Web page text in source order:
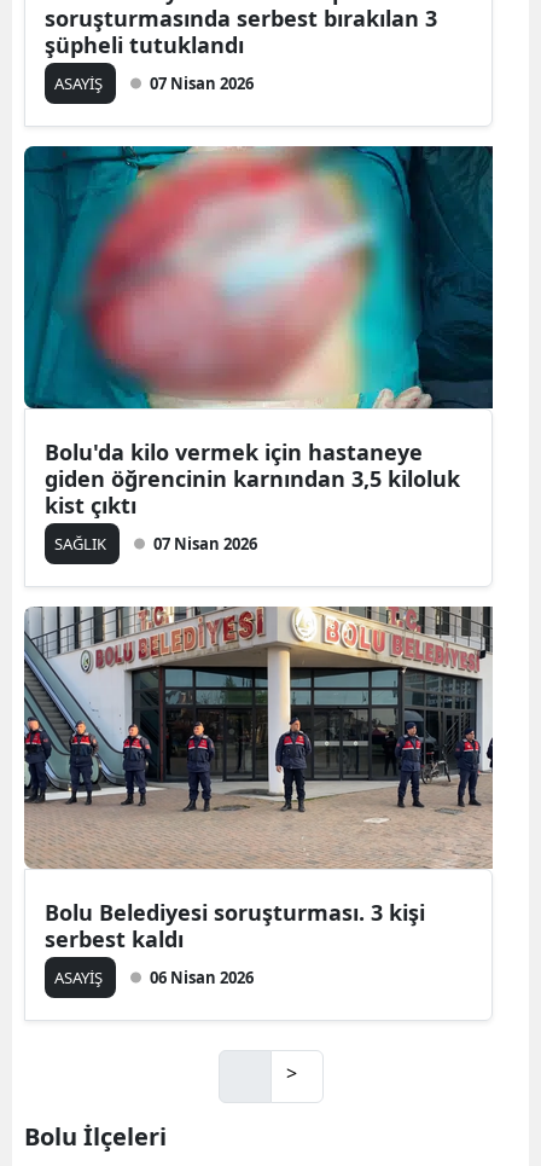
soruşturmasında serbest bırakılan 3
şüpheli tutuklandı
ASAYİŞ 07 Nisan 2026
Bolu'da kilo vermek için hastaneye
giden öğrencinin karnından 3,5 kiloluk
kist çıktı
SAĞLIK 07 Nisan 2026
Bolu Belediyesi soruşturması. 3 kişi
serbest kaldı
ASAYİŞ 06 Nisan 2026
>
Bolu İlçeleri